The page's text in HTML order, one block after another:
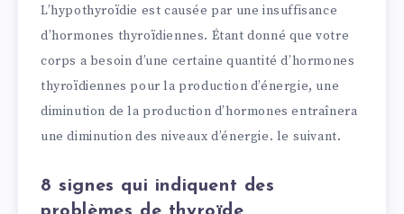
L’hypothyroïdie est causée par une insuffisance
d’hormones thyroïdiennes. Étant donné que votre
corps a besoin d’une certaine quantité d’hormones
thyroïdiennes pour la production d’énergie, une
diminution de la production d’hormones entraînera
une diminution des niveaux d’énergie. le suivant.
8 signes qui indiquent des